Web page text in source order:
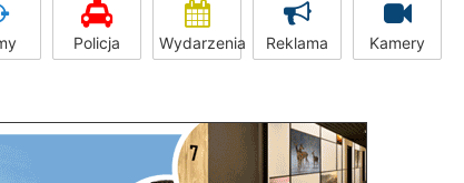
Policja Wydarzenia Reklama Kamery